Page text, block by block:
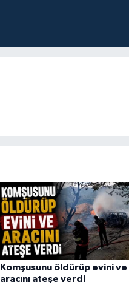
Komşusunu öldürüp evini ve
aracını ateşe verdi